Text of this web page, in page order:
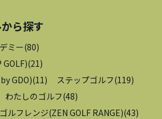
から探す
ミー(80)
GOLF)(21 )
GDO)(11 ) ステップゴルフ(119)
わたしのゴルフ(48)
ルフレンジ(ZEN GOLF RANGE)(43)